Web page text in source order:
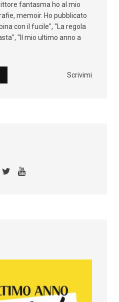
fantasma ho al mio
memoir. Ho pubblicato
con il fucile", "La regola
"Il mio ultimo anno a
Scrivimi